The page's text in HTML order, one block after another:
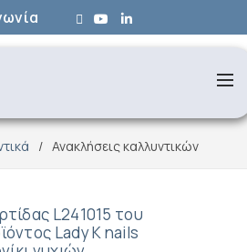
Ανακλήσεις καλλυντικών
L241015 του
Lady K nails